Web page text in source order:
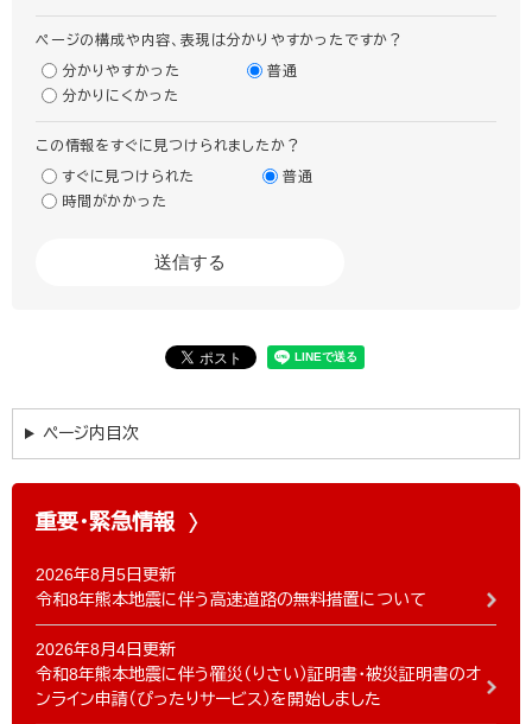
ページの構成や内容、表現は分かりやすかったですか？
分かりやすかった
普通
分かりにくかった
この情報をすぐに見つけられましたか？
すぐに見つけられた
普通
時間がかかった
ページ内目次
重要・緊急情報
2026年8月5日更新
令和8年熊本地震に伴う高速道路の無料措置について
2026年8月4日更新
令和8年熊本地震に伴う罹災（りさい）証明書・被災証明書のオ
ンライン申請（ぴったりサービス）を開始しました